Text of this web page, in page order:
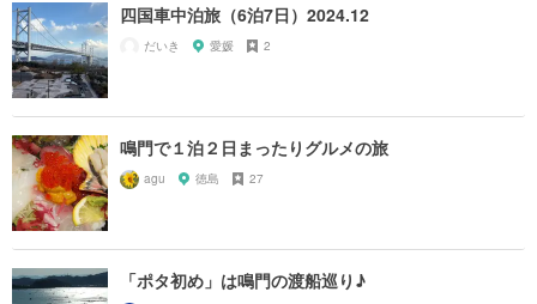
四国車中泊旅（6泊7日）2024.12
だいき 愛媛 2
鳴門で１泊２日まったりグルメの旅
agu 徳島 27
「ポタ初め」は鳴門の渡船巡り♪